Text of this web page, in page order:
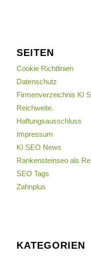
SEITEN
Cookie Richtlinien
Datenschutz
Firmenverzeichnis KI
Reichweite.
Haftungsausschluss
Impressum
KI SEO News
Rankensteinseo als
SEO Tags
Zahnplus
KATEGORIEN